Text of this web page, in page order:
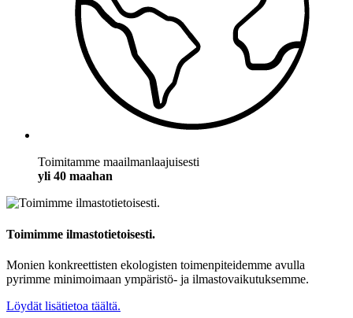
Toimitamme maailmanlaajuisesti
yli 40 maahan
Toimimme ilmastotietoisesti.
Monien konkreettisten ekologisten toimenpiteidemme avulla
pyrimme minimoimaan ympäristö- ja ilmastovaikutuksemme.
Löydät lisätietoa täältä.